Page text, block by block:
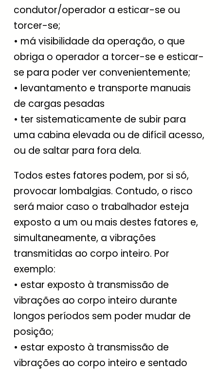
condutor/operador a esticar-se ou
torcer-se;
• má visibilidade da operação, o que
obriga o operador a torcer-se e esticar-
se para poder ver convenientemente;
• levantamento e transporte manuais
de cargas pesadas
• ter sistematicamente de subir para
uma cabina elevada ou de difícil acesso,
ou de saltar para fora dela.
Todos estes fatores podem, por si só,
provocar lombalgias. Contudo, o risco
será maior caso o trabalhador esteja
exposto a um ou mais destes fatores e,
simultaneamente, a vibrações
transmitidas ao corpo inteiro. Por
exemplo:
• estar exposto à transmissão de
vibrações ao corpo inteiro durante
longos períodos sem poder mudar de
posição;
• estar exposto à transmissão de
vibrações ao corpo inteiro e sentado